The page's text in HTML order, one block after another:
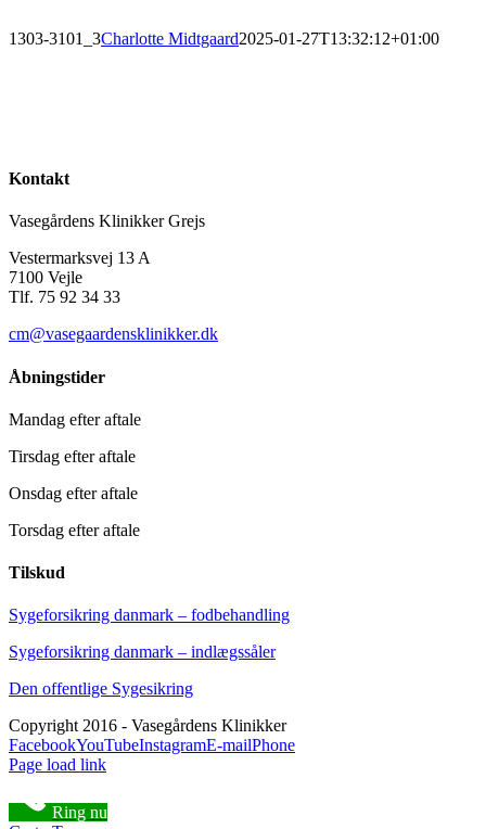
1303-3101_3Charlotte Midtgaard2025-01-27T13:32:12+01:00
Kontakt
Vasegårdens Klinikker Grejs
Vestermarksvej 13 A
7100 Vejle
Tlf. 75 92 34 33
cm@vasegaardensklinikker.dk
Åbningstider
Mandag efter aftale
Tirsdag efter aftale
Onsdag efter aftale
Torsdag efter aftale
Tilskud
Sygeforsikring danmark – fodbehandling
Sygeforsikring danmark – indlægssåler
Den offentlige Sygesikring
Copyright 2016 - Vasegårdens Klinikker
FacebookYouTubeInstagramE-mailPhone
Page load link
Ring nu